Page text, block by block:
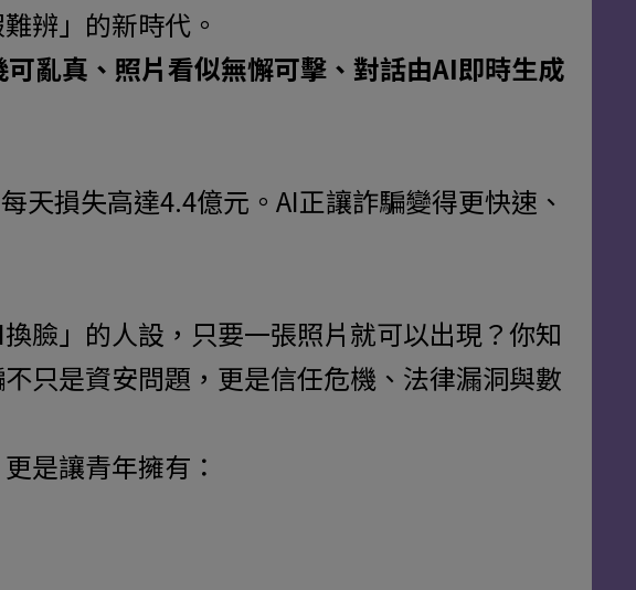
辨」的新時代。
可亂真、照片看似無懈可擊、對話由AI即時生成
天損失高達4.4億元。AI正讓詐騙變得更快速、
臉」的人設，只要一張照片就可以出現？你知
只是資安問題，更是信任危機、法律漏洞與數
是讓青年擁有：